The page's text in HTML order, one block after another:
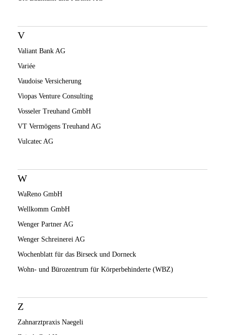
V
Valiant Bank AG
Variée
Vaudoise Versicherung
Viopas Venture Consulting
Vosseler Treuhand GmbH
VT Vermögens Treuhand AG
Vulcatec AG
W
WaReno GmbH
Wellkomm GmbH
Wenger Partner AG
Wenger Schreinerei AG
Wochenblatt für das Birseck und Dorneck
Wohn- und Bürozentrum für Körperbehinderte (WBZ)
Z
Zahnarztpraxis Naegeli